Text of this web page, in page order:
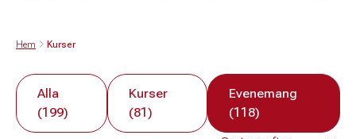
Hem Kurser
Alla
(199)
Kurser
(81)
Evenemang
(118)